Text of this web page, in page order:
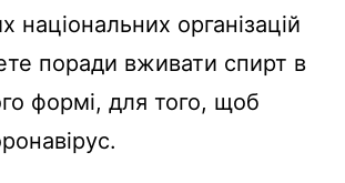
національних організацій
поради вживати спирт в
формі, для того, щоб